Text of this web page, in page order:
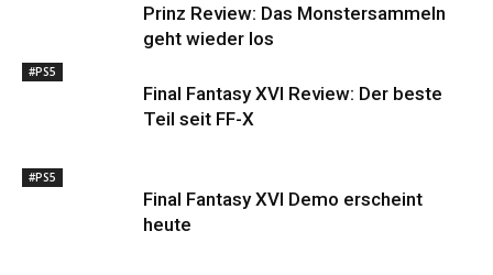
Prinz Review: Das Monstersammeln
geht wieder los
#PS5
Final Fantasy XVI Review: Der beste
Teil seit FF-X
#PS5
Final Fantasy XVI Demo erscheint
heute